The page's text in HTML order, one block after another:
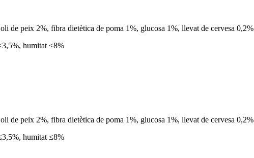
de peix 2%, fibra dietètica de poma 1%, glucosa 1%, llevat de cervesa 0,2%
humitat ≤8%
de peix 2%, fibra dietètica de poma 1%, glucosa 1%, llevat de cervesa 0,2%
humitat ≤8%